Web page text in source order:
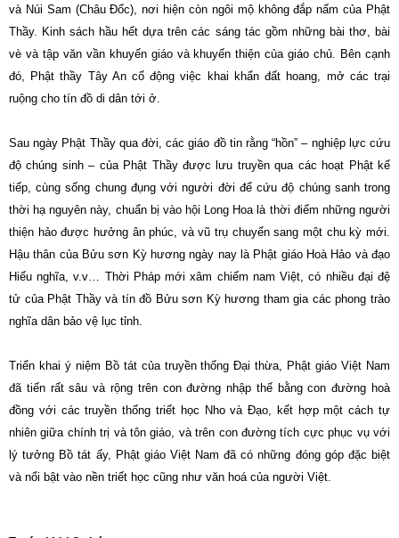
và Núi Sam (Châu Ðốc), nơi hiện còn ngôi mộ không đắp nấm của Phật
Thầy. Kinh sách hầu hết dựa trên các sáng tác gồm những bài thơ, bài
vè và tập văn vần khuyến giáo và khuyến thiện của giáo chủ. Bên cạnh
đó, Phật thầy Tây An cổ động việc khai khẩn đất hoang, mở các trại
ruộng cho tín đồ di dân tới ở.
Sau ngày Phật Thầy qua đời, các giáo đồ tin rằng “hồn” – nghiệp lực cứu
độ chúng sinh – của Phật Thầy được lưu truyền qua các hoạt Phật kế
tiếp, cùng sống chung đụng với người đời để cứu độ chúng sanh trong
thời hạ nguyên này, chuẩn bị vào hội Long Hoa là thời điểm những người
thiện hảo được hưởng ân phúc, và vũ trụ chuyển sang một chu kỳ mới.
Hậu thân của Bửu sơn Kỳ hương ngày nay là Phật giáo Hoà Hảo và đạo
Hiếu nghĩa, v.v… Thời Pháp mới xâm chiếm nam Việt, có nhiều đại đệ
tử của Phật Thầy và tín đồ Bửu sơn Kỳ hương tham gia các phong trào
nghĩa dân bảo vệ lục tỉnh.
Triển khai ý niệm Bồ tát của truyền thống Ðại thừa, Phật giáo Việt Nam
đã tiến rất sâu và rộng trên con đường nhập thế bằng con đường hoà
đồng với các truyền thống triết học Nho và Ðạo, kết hợp một cách tự
nhiên giữa chính trị và tôn giáo, và trên con đường tích cực phục vụ với
lý tưởng Bồ tát ấy, Phật giáo Việt Nam đã có những đóng góp đặc biệt
và nổi bật vào nền triết học cũng như văn hoá của người Việt.